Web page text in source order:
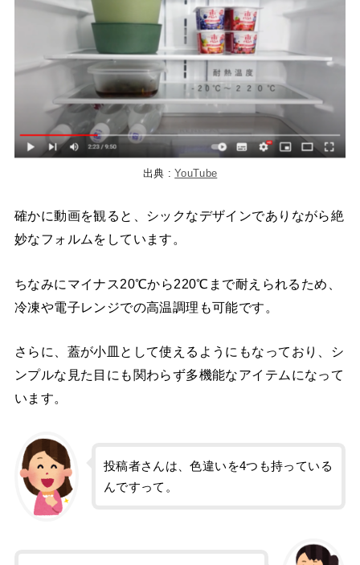
出典 :YouTube
確かに動画を観ると、シックなデザインでありながら絶
妙なフォルムをしています。
ちなみにマイナス20℃から220℃まで耐えられるため、
冷凍や電子レンジでの高温調理も可能です。
さらに、蓋が小皿として使えるようにもなっており、シ
ンプルな見た目にも関わらず多機能なアイテムになって
います。
投稿者さんは、色違いを4つも持っている
んですって。